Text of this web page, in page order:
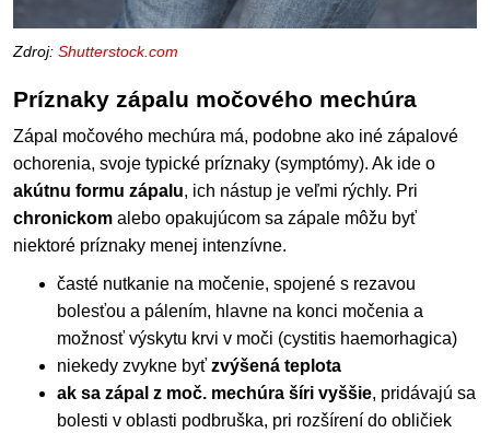
Zdroj: Shutterstock.com
Príznaky zápalu močového mechúra
Zápal močového mechúra má, podobne ako iné zápalové
ochorenia, svoje typické príznaky (symptómy). Ak ide o
akútnu formu zápalu, ich nástup je veľmi rýchly. Pri
chronickom alebo opakujúcom sa zápale môžu byť
niektoré príznaky menej intenzívne.
časté nutkanie na močenie, spojené s rezavou
bolesťou a pálením, hlavne na konci močenia a
možnosť výskytu krvi v moči (cystitis haemorhagica)
niekedy zvykne byť zvýšená teplota
ak sa zápal z moč. mechúra šíri vyššie, pridávajú sa
bolesti v oblasti podbruška, pri rozšírení do obličiek